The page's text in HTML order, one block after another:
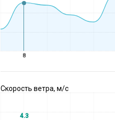
8
Скорость ветра, м/с
4.3